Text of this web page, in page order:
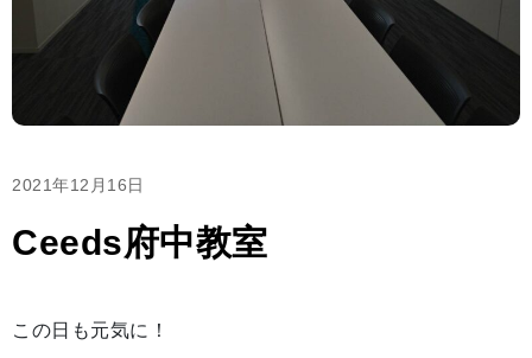
2021年12月16日
Ceeds府中教室
この日も元気に！